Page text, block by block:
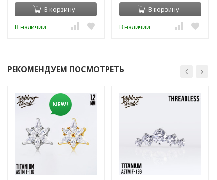
В корзину
В наличии
В корзину
В наличии
РЕКОМЕНДУЕМ ПОСМОТРЕТЬ
NEW!